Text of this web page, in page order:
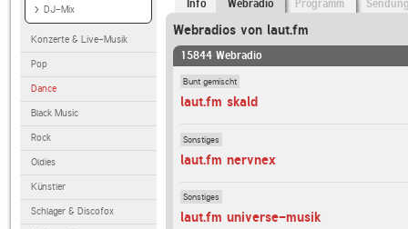
DJ-Mix
Konzerte & Live-Musik
Pop
Dance
Black Music
Rock
Oldies
Künstler
Schlager & Discofox
Info Webradio Programm
Webradios von laut.fm
15844 Webradio
Bunt gemischt
laut.fm skald
Sonstiges
laut.fm nervnex
Sonstiges
laut.fm universe-musik